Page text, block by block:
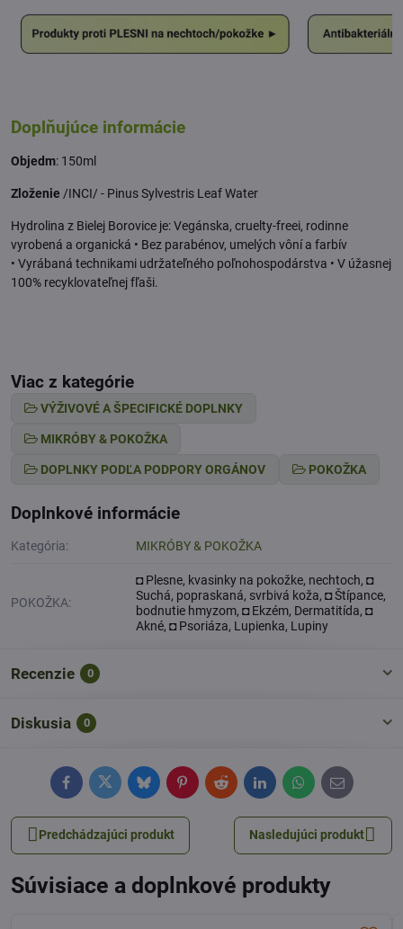
Doplňujúce informácie
Objedm: 150ml
Zloženie /INCI/ - Pinus Sylvestris Leaf Water
Hydrolina z Bielej Borovice je: Vegánska, cruelty-freei, rodinne
vyrobená a organická • Bez parabénov, umelých vôní a farbív
• Vyrábaná technikami udržateľného poľnohospodárstva • V úžasnej
100% recyklovateľnej fľaši.
Viac z kategórie
VÝŽIVOVÉ A ŠPECIFICKÉ DOPLNKY
MIKRÓBY & POKOŽKA
DOPLNKY PODĽA PODPORY ORGÁNOV POKOŽKA
Doplnkové informácie
Kategória: MIKRÓBY & POKOŽKA
POKOŽKA:
◘ Plesne, kvasinky na pokožke, nechtoch, ◘
Suchá, popraskaná, svrbivá koža, ◘ Štípance,
bodnutie hmyzom, ◘ Ekzém, Dermatitída, ◘
Akné, ◘ Psoriáza, Lupienka, Lupiny
Recenzie 0
Diskusia 0
FacebookTwitterBlueskyPinterestRedditLinkedInWhatsApp
E-
mail
Predchádzajúci produkt Nasledujúci produkt
Súvisiace a doplnkové produkty